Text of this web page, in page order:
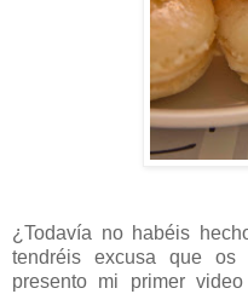
¿Todavía no habéis
tendréis excusa que
presento mi primer